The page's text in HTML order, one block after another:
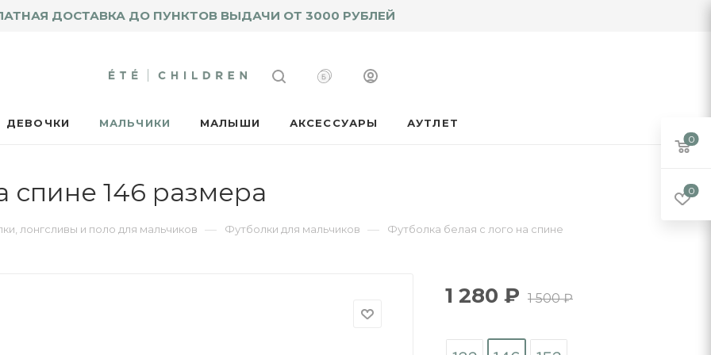
ДОСТАВКА ДО ПУНКТОВ ВЫДАЧИ ОТ 3000 РУБЛЕЙ
ДЕВОЧКИ МАЛЬЧИКИ МАЛЫШИ АКСЕССУАРЫ АУТЛЕТ
спине 146 размера
лонгсливы и поло для мальчиков — Футболки для мальчиков — Футболка белая с лого на спине
1 280 ₽ 1 500₽
0
0